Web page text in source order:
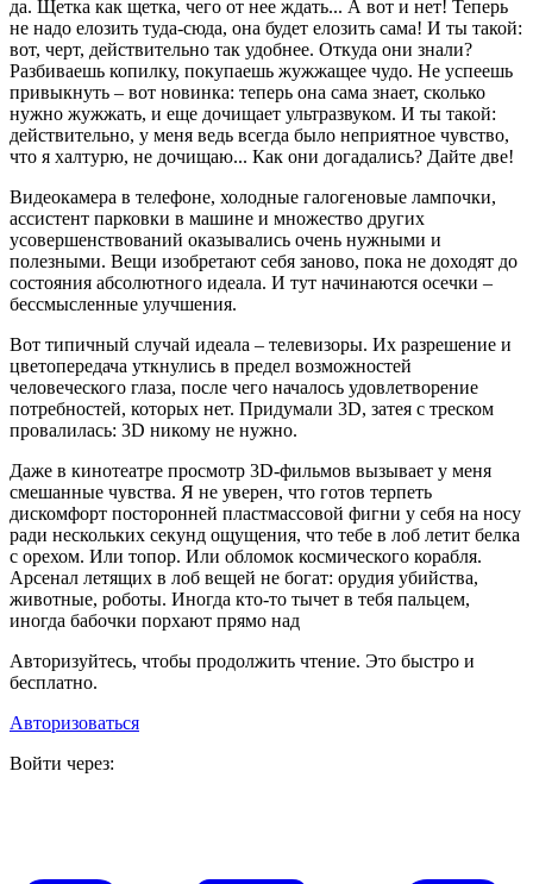
да. Щетка как щетка, чего от нее ждать... А вот и нет! Теперь
не надо елозить туда-сюда, она будет елозить сама! И ты такой:
вот, черт, действительно так удобнее. Откуда они знали?
Разбиваешь копилку, покупаешь жужжащее чудо. Не успеешь
привыкнуть – вот новинка: теперь она сама знает, сколько
нужно жужжать, и еще дочищает ультразвуком. И ты такой:
действительно, у меня ведь всегда было неприятное чувство,
что я халтурю, не дочищаю... Как они догадались? Дайте две!
Видеокамера в телефоне, холодные галогеновые лампочки,
ассистент парковки в машине и множество других
усовершенствований оказывались очень нужными и
полезными. Вещи изобретают себя заново, пока не доходят до
состояния абсолютного идеала. И тут начинаются осечки –
бессмысленные улучшения.
Вот типичный случай идеала – телевизоры. Их разрешение и
цветопередача уткнулись в предел возможностей
человеческого глаза, после чего началось удовлетворение
потребностей, которых нет. Придумали 3D, затея с треском
провалилась: 3D никому не нужно.
Даже в кинотеатре просмотр 3D-фильмов вызывает у меня
смешанные чувства. Я не уверен, что готов терпеть
дискомфорт посторонней пластмассовой фигни у себя на носу
ради нескольких секунд ощущения, что тебе в лоб летит белка
с орехом. Или топор. Или обломок космического корабля.
Арсенал летящих в лоб вещей не богат: орудия убийства,
животные, роботы. Иногда кто-то тычет в тебя пальцем,
иногда бабочки порхают прямо над
Авторизуйтесь, чтобы продолжить чтение. Это быстро и
бесплатно.
Авторизоваться
Войти через: